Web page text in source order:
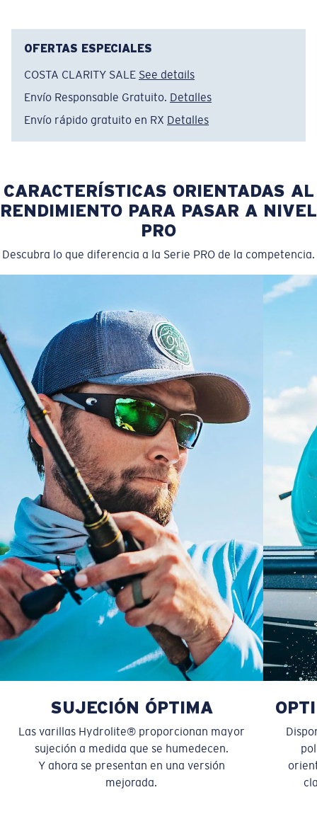
Un frontal de lente amplio diseñado para ajustarse a
rostros de tamaño regular.
Curva base 8 descentradas - Cobertura máxima
Monturas con cobertura y diseño envolvente máximos
que ayudan a reducir la filtración de luz.
¿No tiene a mano una regla de medir?
Use esta práctica guía para calcular el ajuste que
busca.
S M
¿Se ajusta por completo?
Es posible que necesite una monturapequeñao
mediana.
CAPA DE VIDRIO
POLARIZED FILM
CAPA DE VIDRIO
Claridad superior y resistencia a los rayones
El vidrio ofrece el material de mayor claridad
Los espejos encapsulados (entre las capas de
vidrio) son resistentes a los rayones
20% más delgado y 22% más liviano que el vidrio
polarizado normal
PATENTE DE EE. UU. N.º 6.334.680
PATENTE DE EE. UU. N.º 6.604.824
OFERTAS ESPECIALES
COSTA CLARITY SALE See details
Envío Responsable Gratuito. Detalles
Envío rápido gratuito en RX Detalles
CARACTERÍSTICAS ORIENTADAS AL
RENDIMIENTO PARA PASAR A NIVEL
PRO
Descubra lo que diferencia a la Serie PRO de la competencia.
SUJECIÓN ÓPTIMA
Las varillas Hydrolite® proporcionan mayor
sujeción a medida que se humedecen.
Y ahora se presentan en una versión
mejorada.